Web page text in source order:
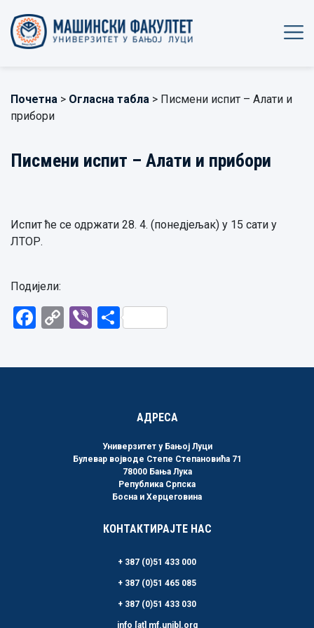
Почетна > Огласна табла > Писмени испит – Алати и
прибори
Писмени испит – Алати и прибори
Испит ће се одржати 28. 4. (понедјељак) у 15 сати у
ЛТОР.
Подијели:
Facebook
CopyViberShare
АДРЕСА
Универзитет у Бањој Луци
Булевар војводе Степе Степановића 71
78000 Бања Лука
Република Српска
Босна и Херцеговина
КОНТАКТИРАЈТЕ НАС
+ 387 (0)51 433 000
+ 387 (0)51 465 085
+ 387 (0)51 433 030
info [at] mf.unibl.org